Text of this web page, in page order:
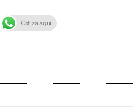
Cotiza aqui